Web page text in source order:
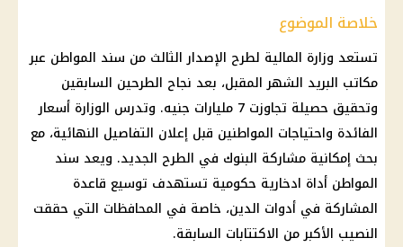
خلاصة الموضوع
تستعد وزارة المالية لطرح الإصدار الثالث من سند المواطن عبر
مكاتب البريد الشهر المقبل، بعد نجاح الطرحين السابقين
وتحقيق حصيلة تجاوزت 7 مليارات جنيه. وتدرس الوزارة
أسعار
الفائدة واحتياجات المواطنين قبل إعلان التفاصيل النهائية، مع
بحث إمكانية مشاركة البنوك في الطرح الجديد. ويعد سند
المواطن أداة ادخارية حكومية تستهدف توسيع قاعدة
المشاركة في أدوات الدين، خاصة في المحافظات التي حققت
النصيب الأكبر من الاكتتابات السابقة.